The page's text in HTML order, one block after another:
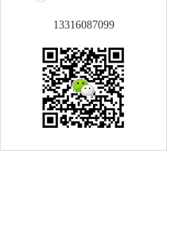
13316087099